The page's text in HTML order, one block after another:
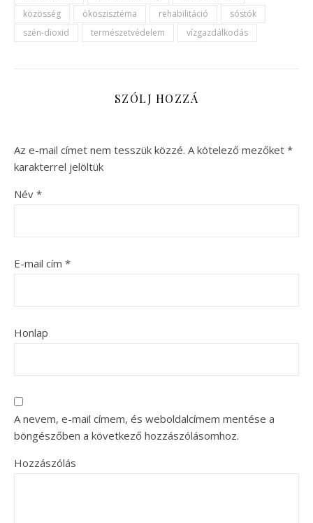
közösség
ökoszisztéma rehabilitáció
sóstók
szén-dioxid
természetvédelem vízgazdálkodás
SZÓLJ HOZZÁ
Az e-mail címet nem tesszük közzé. A kötelező mezőket *
karakterrel jelöltük
Név *
E-mail cím *
Honlap
A nevem, e-mail címem, és weboldalcímem mentése a
böngészőben a következő hozzászólásomhoz.
Hozzászólás